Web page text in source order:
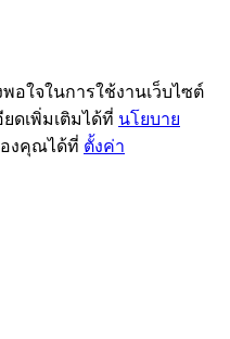
อใจในการใช้งานเว็บไซต์
ดเพิ่มเติมได้ที่ นโยบาย
งคุณได้ที่ ตั้งค่า